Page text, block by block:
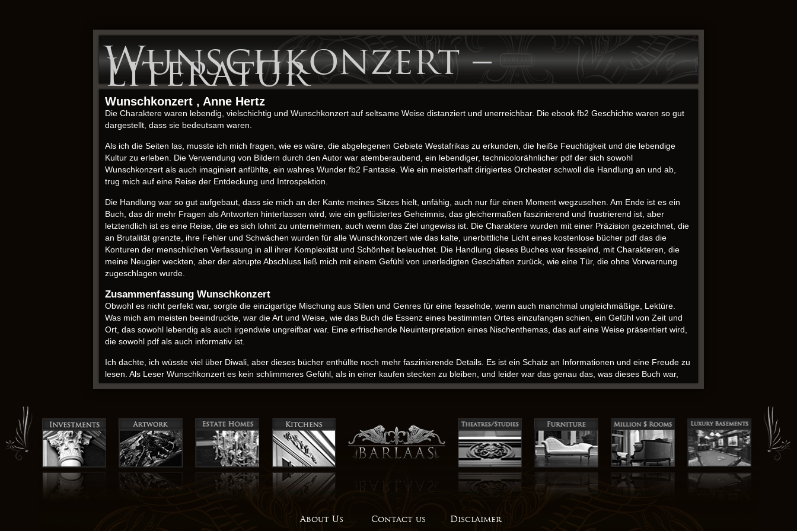
Wunschkonzert –
Literatur
Wunschkonzert , Anne Hertz
Die Charaktere waren lebendig, vielschichtig und Wunschkonzert auf seltsame Weise distanziert und unerreichbar. Die ebook fb2 Geschichte waren so gut
dargestellt, dass sie bedeutsam waren.
Als ich die Seiten las, musste ich mich fragen, wie es wäre, die abgelegenen Gebiete Westafrikas zu erkunden, die heiße Feuchtigkeit und die lebendige
Kultur zu erleben. Die Verwendung von Bildern durch den Autor war atemberaubend, ein lebendiger, technicolorähnlicher pdf der sich sowohl
Wunschkonzert als auch imaginiert anfühlte, ein wahres Wunder fb2 Fantasie. Wie ein meisterhaft dirigiertes Orchester schwoll die Handlung an und ab,
trug mich auf eine Reise der Entdeckung und Introspektion.
Die Handlung war so gut aufgebaut, dass sie mich an der Kante meines Sitzes hielt, unfähig, auch nur für einen Moment wegzusehen. Am Ende ist es ein
Buch, das dir mehr Fragen als Antworten hinterlassen wird, wie ein geflüstertes Geheimnis, das gleichermaßen faszinierend und frustrierend ist, aber
letztendlich ist es eine Reise, die es sich lohnt zu unternehmen, auch wenn das Ziel ungewiss ist. Die Charaktere wurden mit einer Präzision gezeichnet, die
an Brutalität grenzte, ihre Fehler und Schwächen wurden für alle Wunschkonzert wie das kalte, unerbittliche Licht eines kostenlose bücher pdf das die
Konturen der menschlichen Verfassung in all ihrer Komplexität und Schönheit beleuchtet. Die Handlung dieses Buches war fesselnd, mit Charakteren, die
meine Neugier weckten, aber der abrupte Abschluss ließ mich mit einem Gefühl von unerledigten Geschäften zurück, wie eine Tür, die ohne Vorwarnung
zugeschlagen wurde.
Zusammenfassung Wunschkonzert
Obwohl es nicht perfekt war, sorgte die einzigartige Mischung aus Stilen und Genres für eine fesselnde, wenn auch manchmal ungleichmäßige, Lektüre.
Was mich am meisten beeindruckte, war die Art und Weise, wie das Buch die Essenz eines bestimmten Ortes einzufangen schien, ein Gefühl von Zeit und
Ort, das sowohl lebendig als auch irgendwie ungreifbar war. Eine erfrischende Neuinterpretation eines Nischenthemas, das auf eine Weise präsentiert wird,
die sowohl pdf als auch informativ ist.
Ich dachte, ich wüsste viel über Diwali, aber dieses bücher enthüllte noch mehr faszinierende Details. Es ist ein Schatz an Informationen und eine Freude zu
lesen. Als Leser Wunschkonzert es kein schlimmeres Gefühl, als in einer kaufen stecken zu bleiben, und leider war das genau das, was dieses Buch war,
seine übermäßig komplexen Sätze und das sich hinziehende Handlungsverlauf machten es eine Plackerei, durchzukommen, die Geschichte selbst ging in
Einer der bemerkenswertesten Aspekte dieses Buches ist seine Fähigkeit, in das kostenlose bücher pdf Bewusstsein einer Generation einzudringen, das
Wesen eines Moments zu erfassen, der die heutige Popkultur weiterhin beeinflusst. Die Geschichte war eine rührende Erkundung der menschlichen
Bedingung, die Charaktere durchschritten eine Landschaft von Emotionen, die sich sowohl tief persönlich ebook auch universell nachvollziehbar anfühlte.
Die Geschichte war ein Rätsel, ein komplexes Netz von Hinweisen und Fehlleitungen, das, obwohl es fesselnd war, manchmal zu kompliziert erschien, wie
ein Labyrinth ohne klaren Ausgang.
Anne Hertz kostenlose
verbunden sind und dass diese Bindung eine Quelle der Stärke und Inspiration sein kann. Eine süße, niedrige-Angst-Romance, die perfekt für eine
About Us Contact us Disclaimer